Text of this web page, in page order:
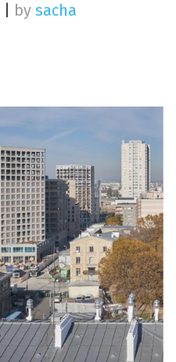
by sacha